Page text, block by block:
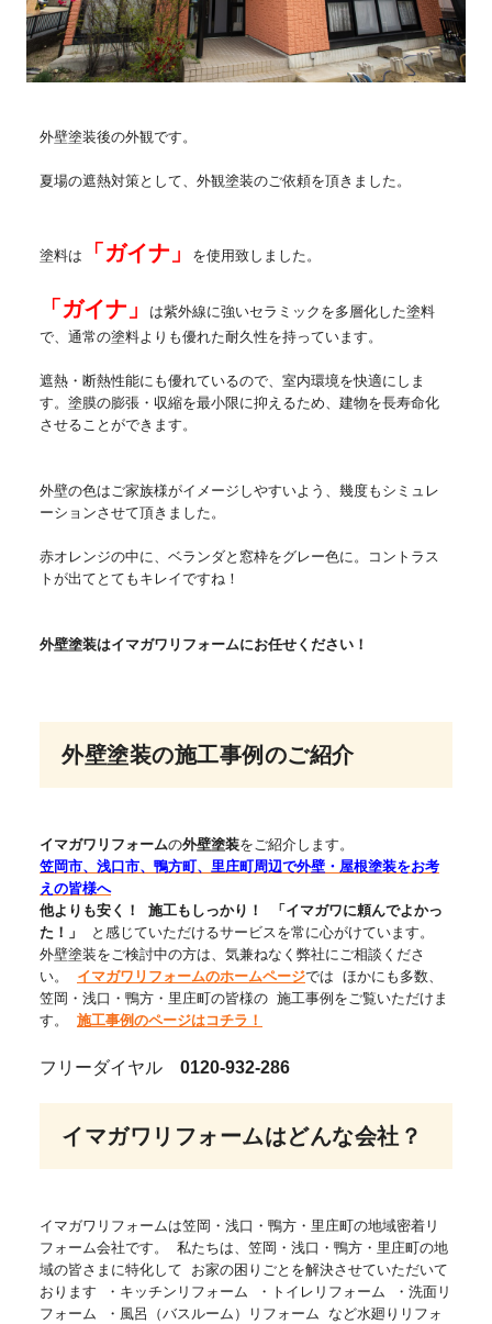
外壁塗装後の外観です。
夏場の遮熱対策として、外観塗装のご依頼を頂きました。
塗料は 「ガイナ」 を使用致しました。
「ガイナ」
は紫外線に強いセラミックを多層化した塗料
で、通常の塗料よりも優れた耐久性を持っています。
遮熱・断熱性能にも優れているので、室内環境を快適にしま
す。塗膜の膨張・収縮を最小限に抑えるため、建物を長寿命化
させることができます。
外壁の色はご家族様がイメージしやすいよう、幾度もシミュレ
ーションさせて頂きました。
赤オレンジの中に、ベランダと窓枠をグレー色に。コントラス
トが出てとてもキレイですね！
外壁塗装はイマガワリフォームにお任せください！
外壁塗装の施工事例のご紹介
イマガワリフォームの外壁塗装をご紹介します。
笠岡市、浅口市、鴨方町、里庄町周辺で外壁・屋根塗装をお考
えの皆様へ
他よりも安く！
施工もしっかり！
「イマガワに頼んでよかっ
た！」
と感じていただけるサービスを常に心がけています。
外壁塗装をご検討中の方は、気兼ねなく弊社にご相談くださ
い。 イマガワリフォームのホームページでは ほかにも多数、
笠岡・浅口・鴨方・里庄町の皆様の 施工事例をご覧いただけま
す。 施工事例のページはコチラ！
フリーダイヤル 0120-932-286
イマガワリフォームはどんな会社？
イマガワリフォームは笠岡・浅口・鴨方・里庄町の地域密着リ
フォーム会社です。 私たちは、笠岡・浅口・鴨方・里庄町の地
域の皆さまに特化して お家の困りごとを解決させていただいて
おります ・キッチンリフォーム ・トイレリフォーム ・洗面リ
フォーム ・風呂（バスルーム）リフォーム など水廻りリフォ